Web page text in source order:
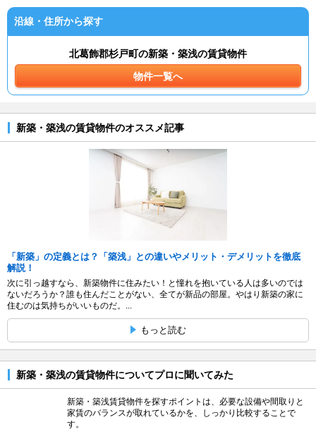
沿線・住所から探す
北葛飾郡杉戸町の新築・築浅の賃貸物件
物件一覧へ
新築・築浅の賃貸物件のオススメ記事
「新築」の定義とは？「築浅」との違いやメリット・デメリットを徹底
解説！
次に引っ越すなら、新築物件に住みたい！と憧れを抱いている人は多いのでは
ないだろうか？誰も住んだことがない、全てが新品の部屋。やはり新築の家に
住むのは気持ちがいいものだ。...
もっと読む
新築・築浅の賃貸物件についてプロに聞いてみた
新築・築浅賃貸物件を探すポイントは、必要な設備や間取りと
家賃のバランスが取れているかを、しっかり比較することで
す。